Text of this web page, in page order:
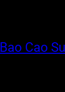
Bao Cao